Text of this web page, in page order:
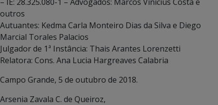
outros
Autuantes: Kedma Carla Monteiro Dias da Silva e Diego
Marcial Torales Palacios
Julgador de 1ª Instância: Thais Arantes Lorenzetti
Relatora: Cons. Ana Lucia Hargreaves Calabria
Campo Grande, 5 de outubro de 2018.
Arsenia Zavala C. de Queiroz,